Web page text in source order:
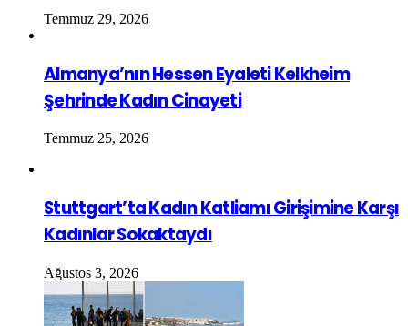
Temmuz 29, 2026
Almanya’nın Hessen Eyaleti Kelkheim
Şehrinde Kadın Cinayeti
Temmuz 25, 2026
Stuttgart’ta Kadın Katliamı Girişimine Karşı
Kadınlar Sokaktaydı
Ağustos 3, 2026